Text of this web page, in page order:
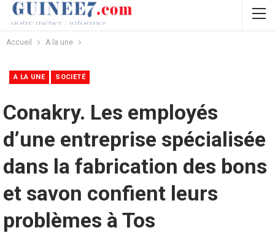
Accueil A la une
A LA UNE SOCIETÉ
Conakry. Les employés
d’une entreprise spécialisée
dans la fabrication des bons
et savon confient leurs
problèmes à Tos